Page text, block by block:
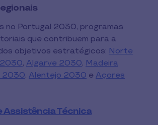
no Portugal 2030, programas
que contribuem para a
objetivos estratégicos: Norte
, Algarve 2030, Madeira
2030, Alentejo 2030 e Açores
Assistência Técnica